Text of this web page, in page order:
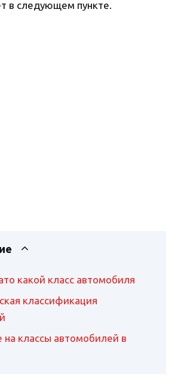
в следующем пункте.
какой класс автомобиля
классификация
на классы автомобилей в